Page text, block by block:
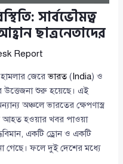
সার্বভৌমত্ব
ছাত্রনেতাদের
Report
জেরেভারত(India) ও
উত্তেজনা শুরু হয়েছে। এই
অঞ্চলে ভারতের ক্ষেপণাস্ত্র
আহত হওয়ার খবর পাওয়া
একটি ড্রোন ও একটি
গেছে। ফলে দুই দেশের মধ্যে